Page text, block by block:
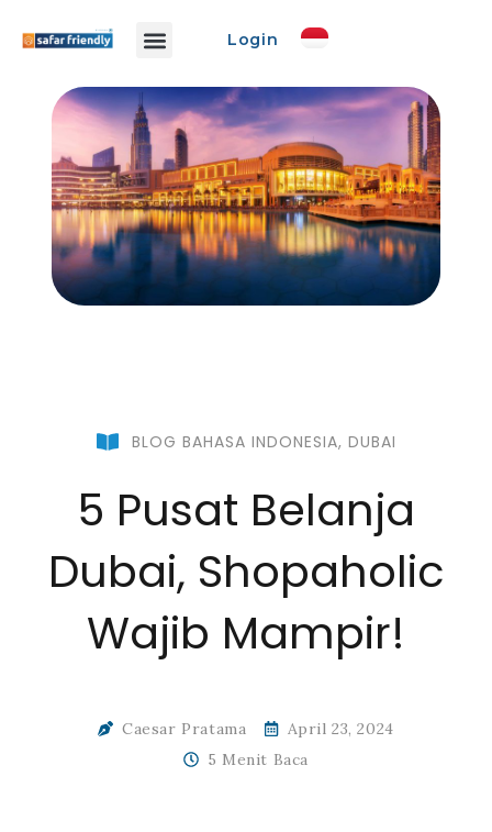
Login
BLOG BAHASA INDONESIA, DUBAI
5 Pusat Belanja
Dubai, Shopaholic
Wajib Mampir!
Caesar Pratama
April 23, 2024
5 Menit Baca